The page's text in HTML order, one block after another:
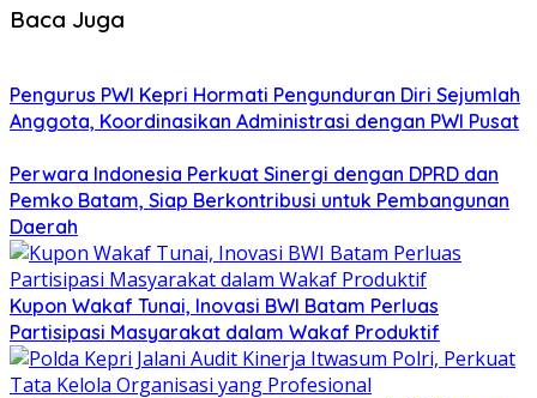
Baca Juga
Pengurus PWI Kepri Hormati Pengunduran Diri Sejumlah
Anggota, Koordinasikan Administrasi dengan PWI Pusat
Perwara Indonesia Perkuat Sinergi dengan DPRD dan
Pemko Batam, Siap Berkontribusi untuk Pembangunan
Daerah
Kupon Wakaf Tunai, Inovasi BWI Batam Perluas
Partisipasi Masyarakat dalam Wakaf Produktif